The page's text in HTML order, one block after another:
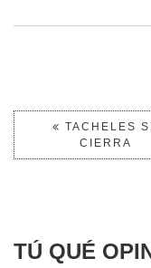
TACHELES
CIERRA
TÚ QUÉ